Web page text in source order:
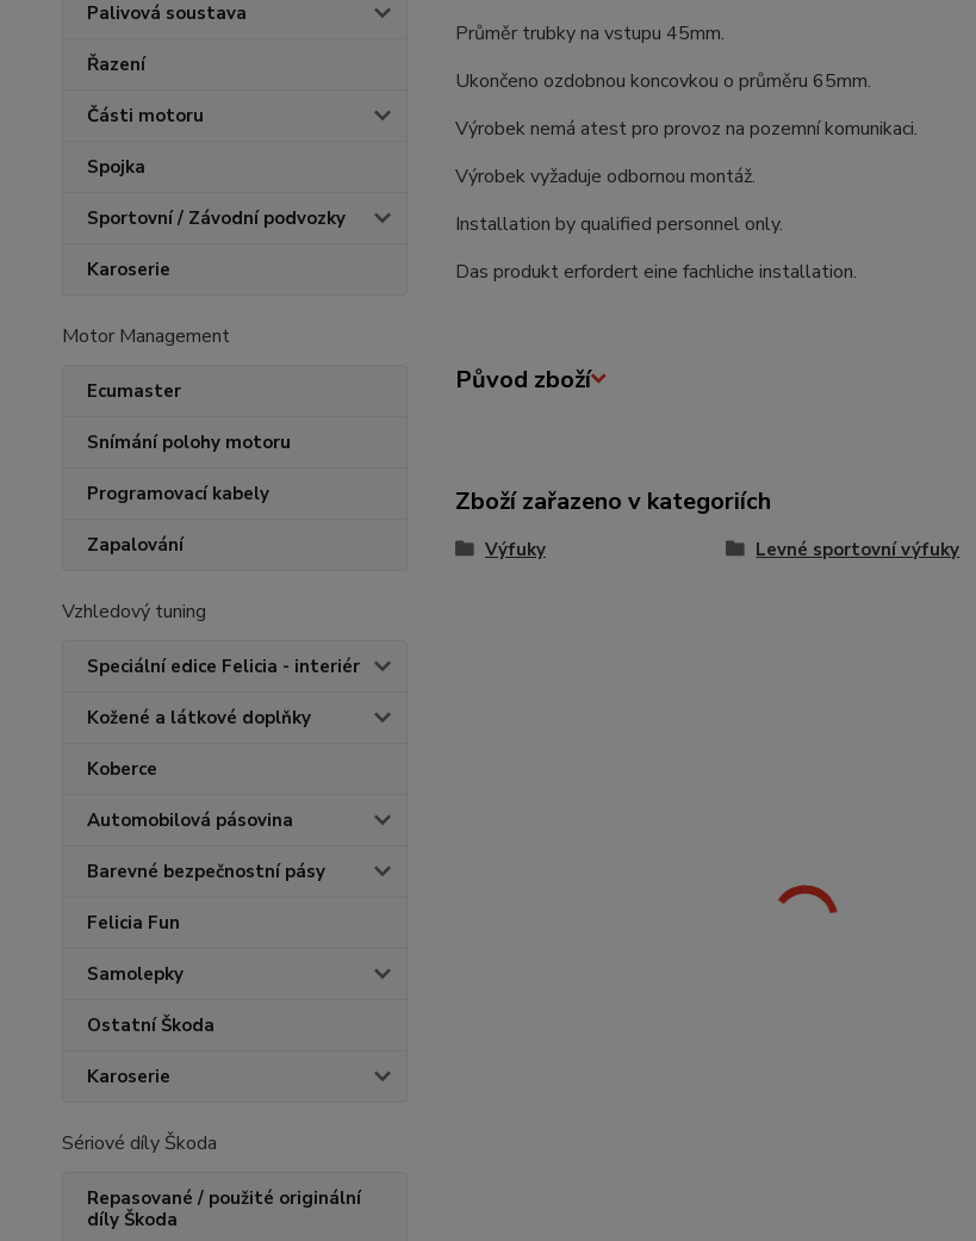
Palivová soustava
Řazení
Části motoru
Spojka
Sportovní / Závodní podvozky
Karoserie
Motor Management
Ecumaster
Snímání polohy motoru
Programovací kabely
Zapalování
Vzhledový tuning
Speciální edice Felicia - interiér
Kožené a látkové doplňky
Koberce
Automobilová pásovina
Barevné bezpečnostní pásy
Felicia Fun
Samolepky
Ostatní Škoda
Karoserie
Sériové díly Škoda
Repasované / použité originální
díly Škoda
Průměr trubky na vstupu 45mm.
Ukončeno ozdobnou koncovkou o průměru 65mm.
Výrobek nemá atest pro provoz na pozemní komunikaci.
Výrobek vyžaduje odbornou montáž.
Installation by qualified personnel only.
Das produkt erfordert eine fachliche installation.
Původ zboží
Zboží zařazeno v kategoriích
Výfuky Levné sportovní výfuky